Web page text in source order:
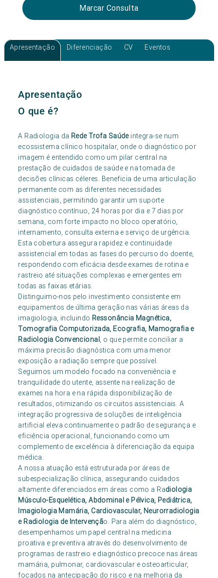
Marcar Consulta
Apresentação Diferenciação CV Eventos
Apresentação
O que é?
A Radiologia da Rede Trofa Saúdeintegra-se num
ecossistema clínico hospitalar, onde o diagnóstico por
imagem é entendido como um pilar central na
prestação de cuidados de saúde e na tomada de
decisões clínicas céleres. Beneficia de uma articulação
permanente com as diferentes necessidades
assistenciais, permitindo garantir um suporte
diagnóstico contínuo, 24 horas por dia e 7 dias por
semana, com forte impacto no bloco operatório,
internamento, consulta externa e serviço de urgência.
Esta cobertura assegura rapidez e continuidade
assistencial em todas as fases do percurso do doente,
respondendo com eficácia desde exames de rotina e
rastreio até situações complexas e emergentes em
todas as faixas etárias.
Distinguimo-nos pelo investimento consistente em
equipamentos de última geração nas várias áreas da
imagiologia, incluindo Ressonância Magnética,
Tomografia Computorizada, Ecografia, Mamografia e
Radiologia Convencional , o que permite conciliar a
máxima precisão diagnóstica com uma menor
exposição a radiação sempre que possível.
Seguimos um modelo focado na conveniência e
tranquilidade do utente, assente na realização de
exames na hora e na rápida disponibilização de
resultados, otimizando os circuitos assistenciais. A
integração progressiva de soluções de inteligência
artificial eleva continuamente o padrão de segurança e
eficiência operacional, funcionando como um
complemento de excelência à diferenciação da equipa
médica.
A nossa atuação está estruturada por áreas de
subespecialização clínica, assegurando cuidados
altamente diferenciados em áreas como a Radiologia
Músculo-Esquelética, Abdominal e Pélvica, Pediátrica,
Imagiologia Mamária, Cardiovascular, Neurorradiologia
e Radiologia de Intervenção. Para além do diagnóstico,
desempenhamos um papel central na medicina
proativa e preventiva através do desenvolvimento de
programas de rastreio e diagnóstico precoce nas áreas
mamária, pulmonar, cardiovascular e osteoarticular,
focados na antecipação do risco e na melhoria da